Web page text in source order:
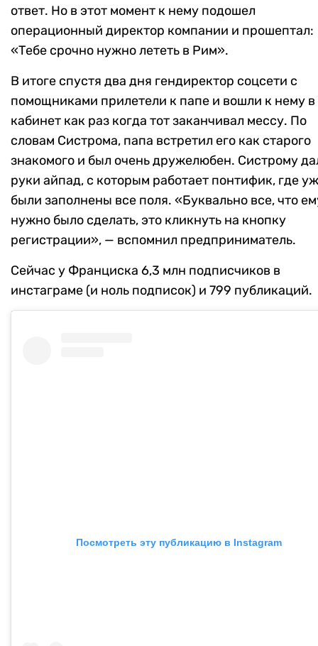
ответ. Но в этот момент к нему подошел
операционный директор компании и прошептал:
«Тебе срочно нужно лететь в Рим».
В итоге спустя два дня гендиректор соцсети с
помощниками прилетели к папе и вошли к нему в
кабинет как раз когда тот заканчивал мессу. По
словам Систрома, папа встретил его как старого
знакомого и был очень дружелюбен. Систрому
руки айпад, с которым работает понтифик, где
были заполнены все поля. «Буквально все, что
нужно было сделать, это кликнуть на кнопку
регистрации», — вспомнил предприниматель.
Сейчас у Франциска 6,3 млн подписчиков в
инстаграме (и ноль подписок) и 799 публикаций.
Посмотреть эту публикацию в Instagram